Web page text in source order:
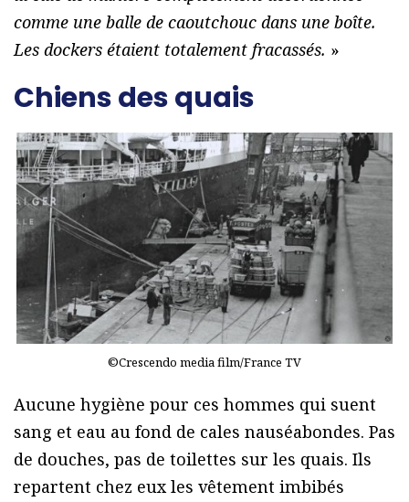
comme une balle de caoutchouc dans une boîte.
Les dockers étaient totalement fracassés. »
Chiens des quais
©Crescendo media film/France TV
Aucune hygiène pour ces hommes qui suent
sang et eau au fond de cales nauséabondes. Pas
de douches, pas de toilettes sur les quais. Ils
repartent chez eux les vêtement imbibés